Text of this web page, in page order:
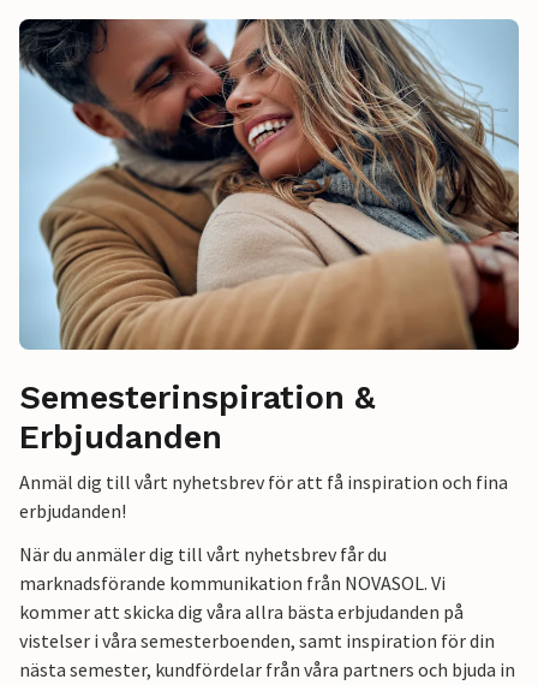
Semesterinspiration &
Erbjudanden
Anmäl dig till vårt nyhetsbrev för att få inspiration och fina
erbjudanden!
När du anmäler dig till vårt nyhetsbrev får du
marknadsförande kommunikation från NOVASOL. Vi
kommer att skicka dig våra allra bästa erbjudanden på
vistelser i våra semesterboenden, samt inspiration för din
nästa semester, kundfördelar från våra partners och bjuda in